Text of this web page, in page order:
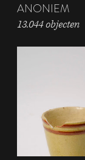
ANONIEM
13.044 objecten